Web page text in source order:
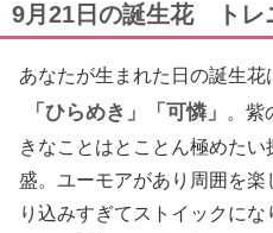
9月21日の誕生花 トレ
あなたが生まれた日の誕生花
「ひらめき」「可憐」
。紫
きなことはとことん極めた
盛。ユーモアがあり周囲を
り込みすぎてストイックに